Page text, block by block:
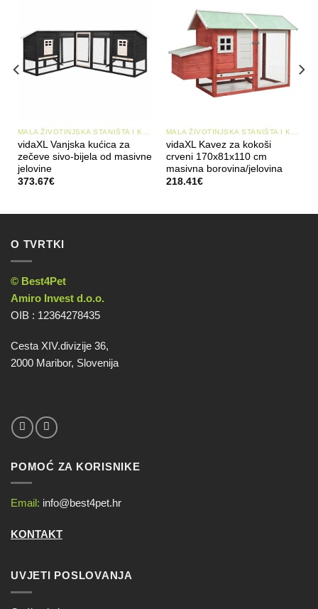
vidaXL Vanjska kućica za
zečeve sivo-bijela od masivne
jelovine
373.67€
vidaXL Kavez za kokoši
crveni 170x81x110 cm
masivna borovina/jelovina
218.41€
O TVRTKI
© Best4Pet
Amiro Invest d.o.o.
OIB : 12364278435
Cesta XIV.divizije 36,
2000 Maribor, Slovenija
POMOĆ ZA KORISNIKE
Email: info@best4pet.hr
KONTAKT
UVJETI POSLOVANJA